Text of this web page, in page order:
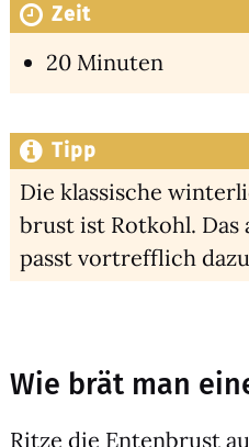
Zeit
20 Minu­ten
Tipp
Die klas­si­sche
brust ist Rot­kohl. Das
passt vor­treff­lich
Wie brät man
Rit­ze die Enten­brust